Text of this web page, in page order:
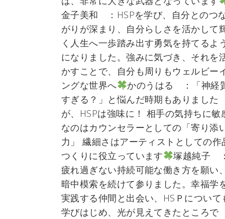
金子美和 ：HSPを学び、自分とのつ
がりが深まり、自分らしさを活かして
く人生へ一歩踏み出す勇気を持てるよ
になりました。強みに気づき、それを
かすことで、自分も周りもウェルビー
ングな世界へ
かのうはる ：「神経
すぎる？」と悩んだ時期もありました
が、HSPは強味に！ 相手の気持ちに敏
なのはカウンセラーとしての「寄り添
力」 繊細さはアーティストとしての作
つくりに役立っています
塚越純子 ：
疲れ過ぎない持続可能な働き方を願い、
暗中模索を続けて参りました。幸福学
実践する仲間と出会い、HSＰについて
学びはじめ、光が見えてきたところで